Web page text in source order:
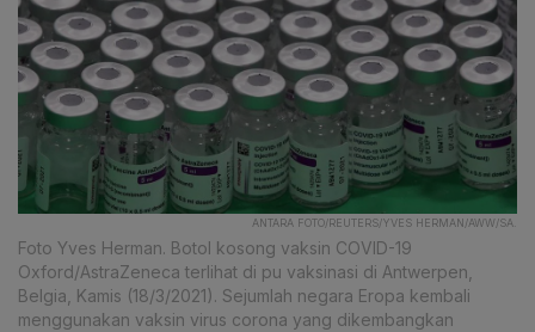
ANTARA FOTO/REUTERS/YVES HERMAN/AWW/SA.
Foto Yves Herman. Botol kosong vaksin COVID-19
Oxford/AstraZeneca terlihat di pu vaksinasi di Antwerpen,
Belgia, Kamis (18/3/2021). Sejumlah negara Eropa kembali
menggunakan vaksin virus corona yang dikembangkan